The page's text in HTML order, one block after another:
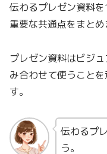
伝わるプレゼン資料
重要な共通点をまとめ
プレゼン資料はビジ
み合わせて使うこと
す。
伝わるプ
う。